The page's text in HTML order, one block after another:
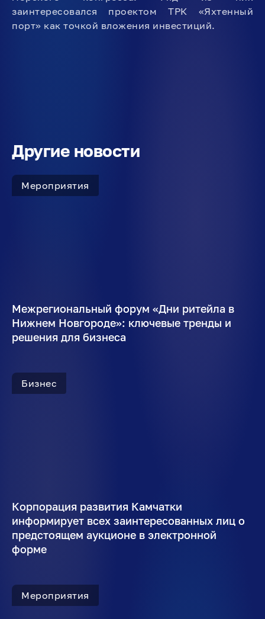
заинтересовался проектом ТРК «Яхтенный
порт» как точкой вложения инвестиций.
Другие новости
Мероприятия
Межрегиональный форум «Дни ритейла в
Нижнем Новгороде»: ключевые тренды и
решения для бизнеса
Бизнес
Корпорация развития Камчатки
информирует всех заинтересованных лиц о
предстоящем аукционе в электронной
форме
Мероприятия